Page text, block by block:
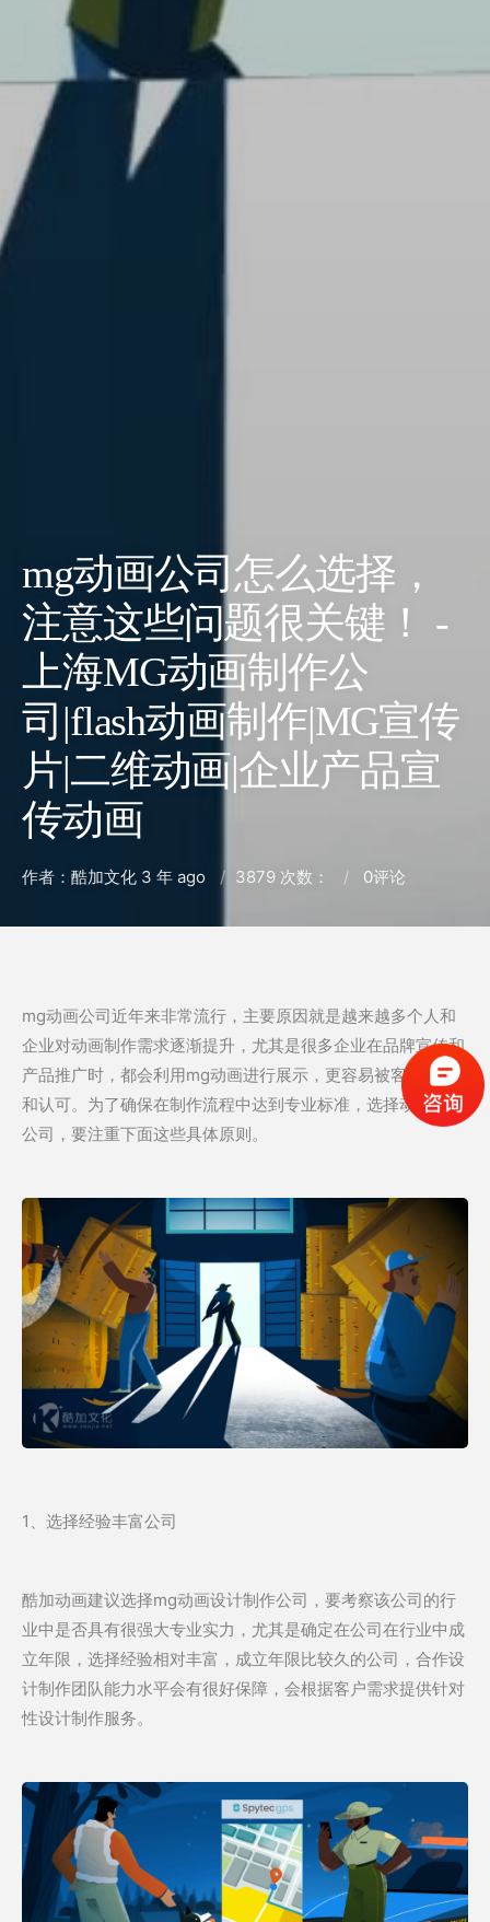
mg动画公司怎么选择，
注意这些问题很关键！ -
上海MG动画制作公
司|flash动画制作|MG宣传
片|二维动画|企业产品宣
传动画
作者：酷加文化 3 年 ago 3879 次数： 0评论
mg动画公司近年来非常流行，主要原因就是越来越多个人和
企业对动画制作需求逐渐提升，尤其是很多企业在品牌宣传和
产品推广时，都会利用mg动画进行展示，更容易被客户接受
和认可。为了确保在制作流程中达到专业标准，选择动画制作
公司，要注重下面这些具体原则。
1、选择经验丰富公司
酷加动画建议选择mg动画设计制作公司，要考察该公司的行
业中是否具有很强大专业实力，尤其是确定在公司在行业中成
立年限，选择经验相对丰富，成立年限比较久的公司，合作设
计制作团队能力水平会有很好保障，会根据客户需求提供针对
性设计制作服务。